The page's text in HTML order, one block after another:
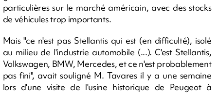
particulières sur le marché américain, avec des stocks
de véhicules trop importants.
Mais "ce n'est pas Stellantis qui est (en difficulté), isolé
au milieu de l'industrie automobile (...). C'est Stellantis,
Volkswagen, BMW, Mercedes, et ce n'est probablement
pas fini", avait souligné M. Tavares il y a une semaine
lors d'une visite de l'usine historique de Peugeot à